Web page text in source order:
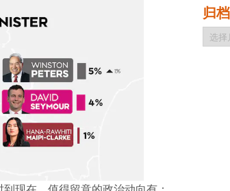
归档
归
档